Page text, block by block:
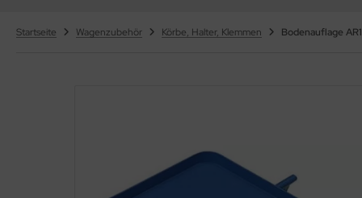
Startseite Wagenzubehör Körbe, Halter, Klemmen Bodenauflage